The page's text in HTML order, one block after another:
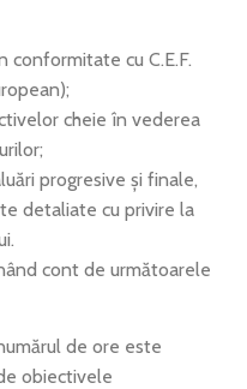
conformitate cu C.E.F.
cheie în vederea
progresive și finale,
detaliate cu privire la
cont de următoarele
de ore este
obiectivele